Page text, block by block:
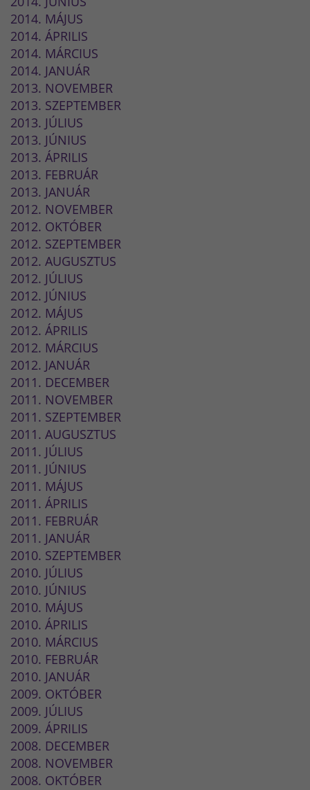
2014. MÁJUS
2014. ÁPRILIS
2014. MÁRCIUS
2014. JANUÁR
2013. NOVEMBER
2013. SZEPTEMBER
2013. JÚLIUS
2013. JÚNIUS
2013. ÁPRILIS
2013. FEBRUÁR
2013. JANUÁR
2012. NOVEMBER
2012. OKTÓBER
2012. SZEPTEMBER
2012. AUGUSZTUS
2012. JÚLIUS
2012. JÚNIUS
2012. MÁJUS
2012. ÁPRILIS
2012. MÁRCIUS
2012. JANUÁR
2011. DECEMBER
2011. NOVEMBER
2011. SZEPTEMBER
2011. AUGUSZTUS
2011. JÚLIUS
2011. JÚNIUS
2011. MÁJUS
2011. ÁPRILIS
2011. FEBRUÁR
2011. JANUÁR
2010. SZEPTEMBER
2010. JÚLIUS
2010. JÚNIUS
2010. MÁJUS
2010. ÁPRILIS
2010. MÁRCIUS
2010. FEBRUÁR
2010. JANUÁR
2009. OKTÓBER
2009. JÚLIUS
2009. ÁPRILIS
2008. DECEMBER
2008. NOVEMBER
2008. OKTÓBER